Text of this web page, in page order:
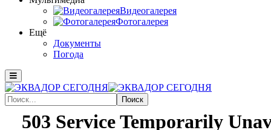
Видеогалерея
Фотогалерея
Ещё
Документы
Погода
Поиск